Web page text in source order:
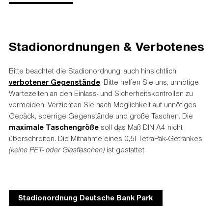
Stadionordnungen & Verbotenes
Bitte beachtet die Stadionordnung, auch hinsichtlich
verbotener Gegenstände. Bitte helfen Sie uns, unnötige
Wartezeiten an den Einlass- und Sicherheitskontrollen zu
vermeiden. Verzichten Sie nach Möglichkeit auf unnötiges
Gepäck, sperrige Gegenstände und große Taschen. Die
maximale Taschengrößesoll das Maß DIN A4 nicht
überschreiten. Die Mitnahme eines 0,5l TetraPak-Getränkes
(keine PET- oder Glasflaschen)ist gestattet.
Stadionordnung Deutsche Bank Park